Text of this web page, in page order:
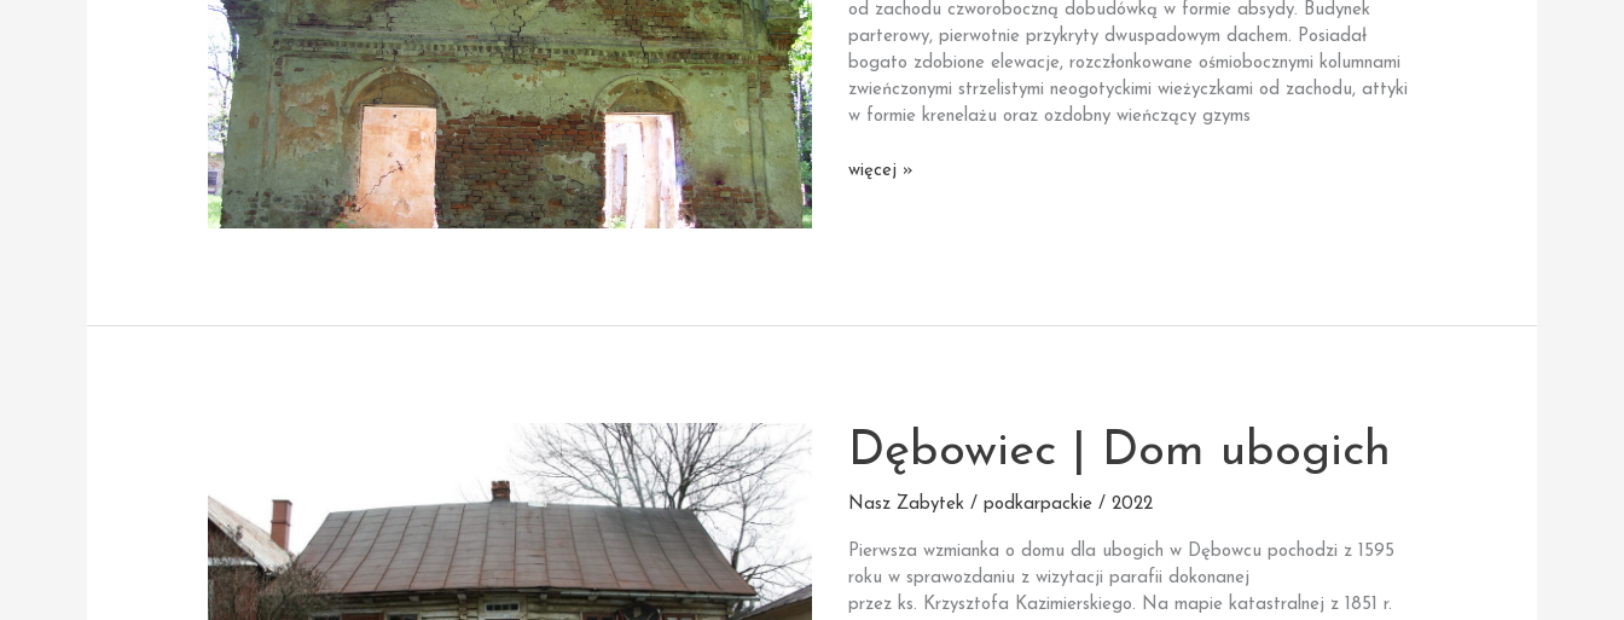
od zachodu czworoboczną dobudówką w formie absydy. Budynek
parterowy, pierwotnie przykryty dwuspadowym dachem. Posiadał
bogato zdobione elewacje, rozczłonkowane ośmiobocznymi kolumnami
zwieńczonymi strzelistymi neogotyckimi wieżyczkami od zachodu, attyki
w formie krenelażu oraz ozdobny wieńczący gzyms
Haczów
więcej »
Dębowiec | Dom ubogich
Nasz Zabytek / podkarpackie / 2022
Pierwsza wzmianka o domu dla ubogich w Dębowcu pochodzi z 1595
roku w sprawozdaniu z wizytacji parafii dokonanej
przez ks. Krzysztofa Kazimierskiego. Na mapie katastralnej z 1851 r.